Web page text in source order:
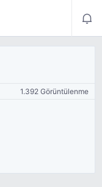
1.392 Görüntülenme